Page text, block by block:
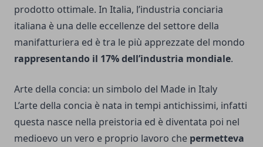
prodotto ottimale. In Italia, l’industria conciaria
italiana è una delle eccellenze del settore della
manifatturiera ed è tra le più apprezzate del mondo
rappresentando il 17% dell’industria mondiale.
Arte della concia: un simbolo del Made in Italy
L’arte della concia è nata in tempi antichissimi, infatti
questa nasce nella preistoria ed è diventata poi nel
medioevo un vero e proprio lavoro che permetteva